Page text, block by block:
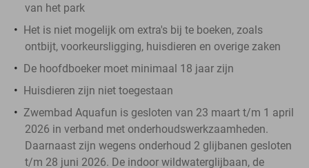
van het park
Het is niet mogelijk om extra's bij te boeken, zoals
ontbijt, voorkeursligging, huisdieren en overige zaken
De hoofdboeker moet minimaal 18 jaar zijn
Huisdieren zijn niet toegestaan
Zwembad Aquafun is gesloten van 23 maart t/m 1 april
2026 in verband met onderhoudswerkzaamheden.
Daarnaast zijn wegens onderhoud 2 glijbanen gesloten
t/m 28 juni 2026. De indoor wildwaterglijbaan, de